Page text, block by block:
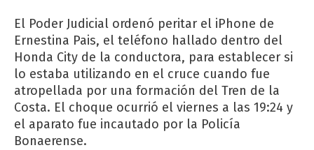
El Poder Judicial ordenó peritar el iPhone de
Ernestina Pais, el teléfono hallado dentro del
Honda City de la conductora, para establecer si
lo estaba utilizando en el cruce cuando fue
atropellada por una formación del Tren de la
Costa. El choque ocurrió el viernes a las 19:24 y
el aparato fue incautado por la Policía
Bonaerense.